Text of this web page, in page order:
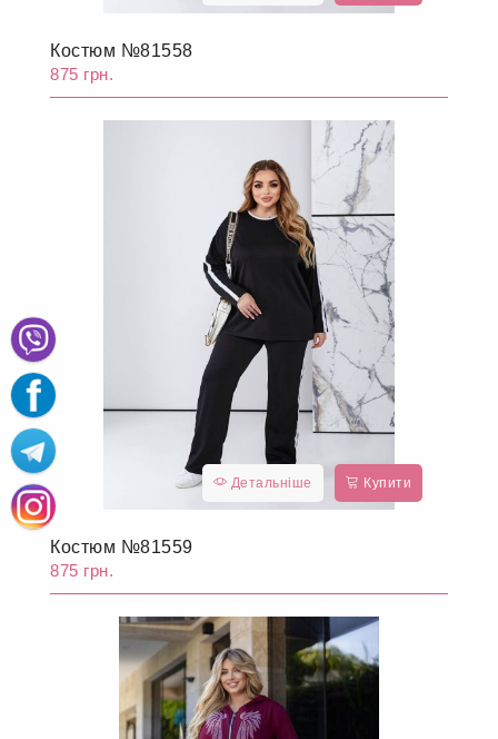
Костюм №81558
875 грн.
Детальніше Купити
Костюм №81559
875 грн.